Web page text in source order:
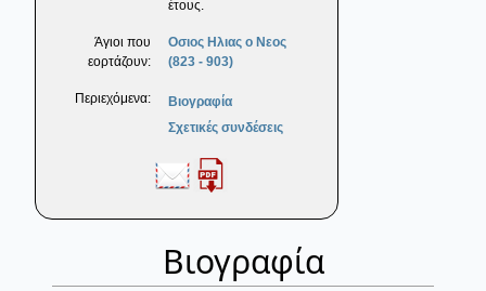
έτους.
Άγιοι που
εορτάζουν:
Οσιος Ηλιας ο Νεος
(823 - 903)
Περιεχόμενα:
Βιογραφία
Σχετικές συνδέσεις
Βιογραφία